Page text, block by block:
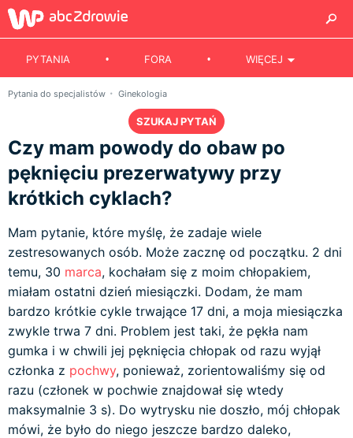
PYTANIA FORA WIĘCEJ
Pytania do specjalistów Ginekologia
SZUKAJ PYTAŃ
Czy mam powody do obaw po
pęknięciu prezerwatywy przy
krótkich cyklach?
Mam pytanie, które myślę, że zadaje wiele
zestresowanych osób. Może zacznę od początku. 2 dni
temu, 30 marca, kochałam się z moim chłopakiem,
miałam ostatni dzień miesiączki. Dodam, że mam
bardzo krótkie cykle trwające 17 dni, a moja miesiączka
zwykle trwa 7 dni. Problem jest taki, że pękła nam
gumka i w chwili jej pęknięcia chłopak od razu wyjął
członka z pochwy, ponieważ, zorientowaliśmy się od
razu (członek w pochwie znajdował się wtedy
maksymalnie 3 s). Do wytrysku nie doszło, mój chłopak
mówi, że było do niego jeszcze bardzo daleko,